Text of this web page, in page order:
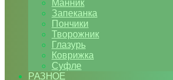
Манник
Запеканка
Пончики
Творожник
Глазурь
Коврижка
Суфле
РАЗНОЕ